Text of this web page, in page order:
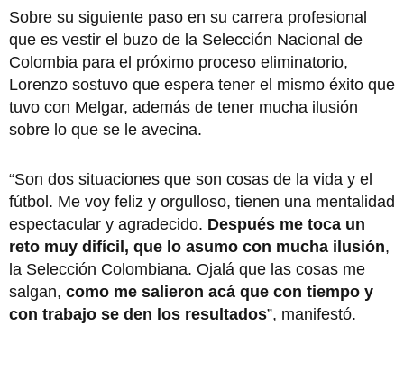
Sobre su siguiente paso en su carrera profesional
que es vestir el buzo de la Selección Nacional de
Colombia para el próximo proceso eliminatorio,
Lorenzo sostuvo que espera tener el mismo éxito que
tuvo con Melgar, además de tener mucha ilusión
sobre lo que se le avecina.
“Son dos situaciones que son cosas de la vida y el
fútbol. Me voy feliz y orgulloso, tienen una mentalidad
espectacular y agradecido. Después me toca un
reto muy difícil, que lo asumo con mucha ilusión,
la Selección Colombiana. Ojalá que las cosas me
salgan, como me salieron acá que con tiempo y
con trabajo se den los resultados”, manifestó.